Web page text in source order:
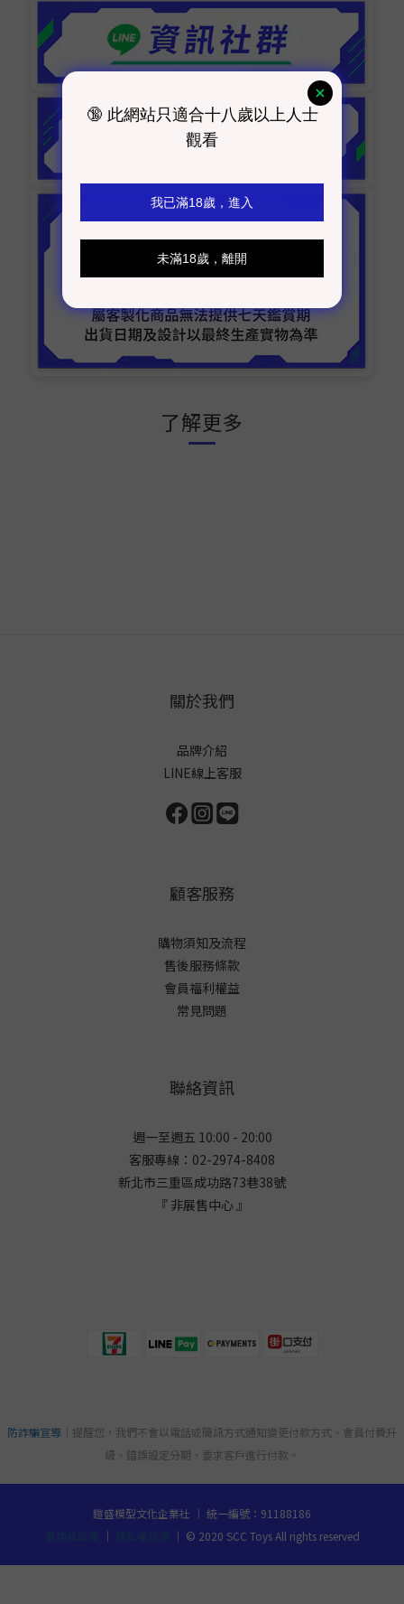
了解更多
關於我們
品牌介紹
LINE線上客服
顧客服務
購物須知及流程
售後服務條款
會員福利權益
常見問題
聯絡資訊
週一至週五 10:00 - 20:00
客服專線：02-2974-8408
新北市三重區成功路73巷38號
『 非展售中心 』
防詐騙宣導 ｜提醒您，我們不會以電話或簡訊方式通知變更付款方式、會員付費升
級、錯誤設定分期、要求客戶進行付款。
鎧盛模型文化企業社 ｜ 統一編號：91188186
｜ ｜ © 2020 SCC Toys All rights reserved